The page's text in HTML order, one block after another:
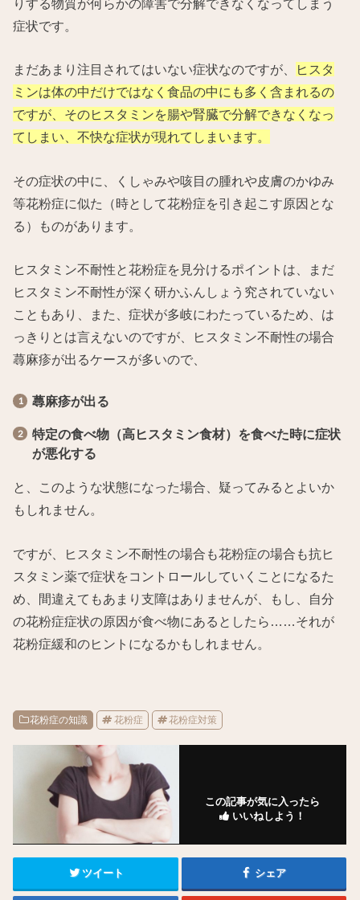
りする物質が何らかの障害で分解できなくなってしまう
症状です。
まだあまり注目されてはいない症状なのですが、
ヒスタ
ミンは体の中だけではなく食品の中にも多く含まれるの
ですが、そのヒスタミンを腸や腎臓で分解できなくなっ
てしまい、不快な症状が現れてしまいます。
その症状の中に、くしゃみや咳目の腫れや皮膚のかゆみ
等花粉症に似た（時として花粉症を引き起こす原因とな
る）ものがあります。
ヒスタミン不耐性と花粉症を見分けるポイントは、まだ
ヒスタミン不耐性が深く研かふんしょう究されていない
こともあり、また、症状が多岐にわたっているため、は
っきりとは言えないのですが、ヒスタミン不耐性の場合
蕁麻疹が出るケースが多いので、
蕁麻疹が出る
特定の食べ物（高ヒスタミン食材）を食べた時に症状
が悪化する
と、このような状態になった場合、疑ってみるとよいか
もしれません。
ですが、ヒスタミン不耐性の場合も花粉症の場合も抗ヒ
スタミン薬で症状をコントロールしていくことになるた
め、間違えてもあまり支障はありませんが、もし、自分
の花粉症症状の原因が食べ物にあるとしたら……それが
花粉症緩和のヒントになるかもしれません。
花粉症の知識 花粉症 花粉症対策
この記事が気に入ったら
いいねしよう！
ツイート シェア